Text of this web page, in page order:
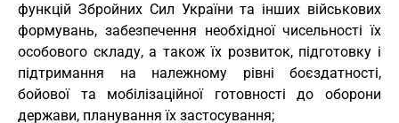
функцій Збройних Сил України та інших військових
формувань, забезпечення необхідної чисельності їх
особового складу, а також їх розвиток, підготовку і
підтримання на належному рівні боєздатності,
бойової та мобілізаційної готовності до оборони
держави, планування їх застосування;